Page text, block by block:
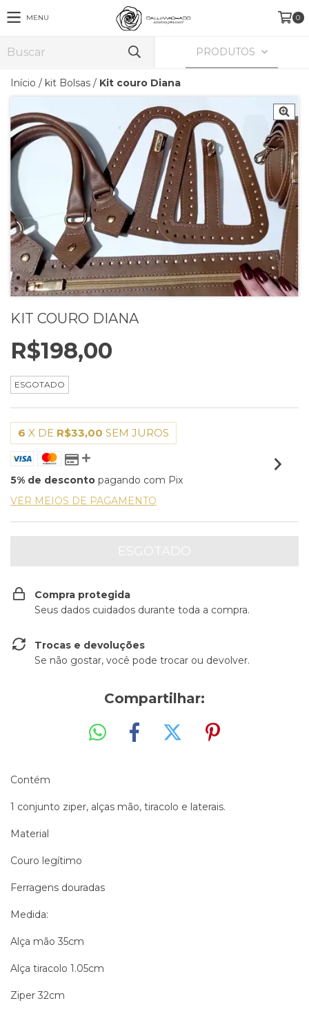
MENU 0
PRODUTOS
Início / kit Bolsas / Kit couro Diana
KIT COURO DIANA
R$198,00
ESGOTADO
6 X DE R$33,00 SEM JUROS
5% de desconto pagando com Pix
VER MEIOS DE PAGAMENTO
Compra protegida
Seus dados cuidados durante toda a compra.
Trocas e devoluções
Se não gostar, você pode trocar ou devolver.
Compartilhar:
Contém
1 conjunto ziper, alças mão, tiracolo e laterais.
Material
Couro legítimo
Ferragens douradas
Medida:
Alça mão 35cm
Alça tiracolo 1.05cm
Ziper 32cm